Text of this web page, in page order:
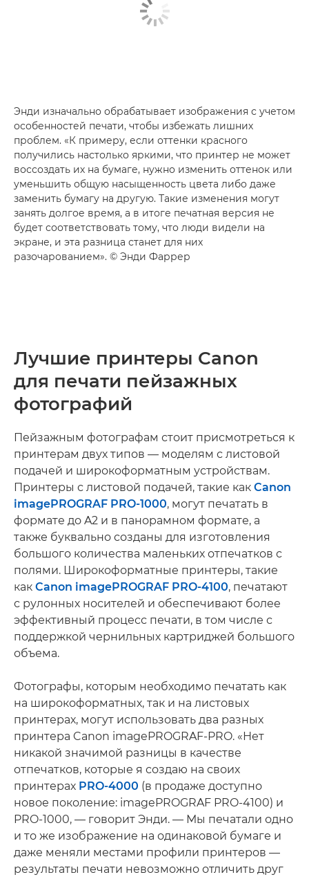
Энди изначально обрабатывает изображения с учетом
особенностей печати, чтобы избежать лишних
проблем. «К примеру, если оттенки красного
получились настолько яркими, что принтер не может
воссоздать их на бумаге, нужно изменить оттенок или
уменьшить общую насыщенность цвета либо даже
заменить бумагу на другую. Такие изменения могут
занять долгое время, а в итоге печатная версия не
будет соответствовать тому, что люди видели на
экране, и эта разница станет для них
разочарованием». © Энди Фаррер
Лучшие принтеры Canon
для печати пейзажных
фотографий
Пейзажным фотографам стоит присмотреться к
принтерам двух типов — моделям с листовой
подачей и широкоформатным устройствам.
Принтеры с листовой подачей, такие как Canon
imagePROGRAF PRO-1000, могут печатать в
формате до A2 и в панорамном формате, а
также буквально созданы для изготовления
большого количества маленьких отпечатков с
полями. Широкоформатные принтеры, такие
как Canon imagePROGRAF PRO-4100, печатают
с рулонных носителей и обеспечивают более
эффективный процесс печати, в том числе с
поддержкой чернильных картриджей большого
объема.
Фотографы, которым необходимо печатать как
на широкоформатных, так и на листовых
принтерах, могут использовать два разных
принтера Canon imagePROGRAF-PRO. «Нет
никакой значимой разницы в качестве
отпечатков, которые я создаю на своих
принтерах PRO-4000 (в продаже доступно
новое поколение: imagePROGRAF PRO-4100) и
PRO-1000, — говорит Энди. — Мы печатали одно
и то же изображение на одинаковой бумаге и
даже меняли местами профили принтеров —
результаты печати невозможно отличить друг